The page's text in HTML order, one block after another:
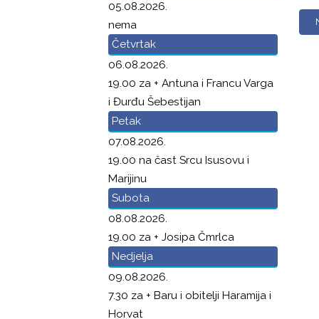
05.08.2026.
nema
Četvrtak
06.08.2026.
19.00 za + Antuna i Francu Varga
i Đurđu Šebestijan
Petak
07.08.2026.
19.00 na čast Srcu Isusovu i
Marijinu
Subota
08.08.2026.
19.00 za + Josipa Čmrlca
Nedjelja
09.08.2026.
7.30 za + Baru i obitelji Haramija i
Horvat